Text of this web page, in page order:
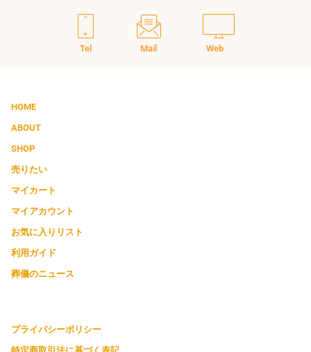
Tel Mail Web
HOME
ABOUT
SHOP
売りたい
マイカート
マイアカウント
お気に入りリスト
利用ガイド
葬儀のニュース
プライバシーポリシー